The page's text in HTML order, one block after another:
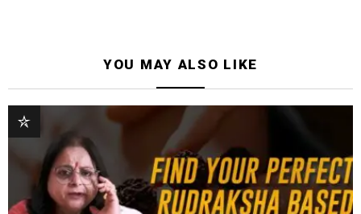
YOU MAY ALSO LIKE